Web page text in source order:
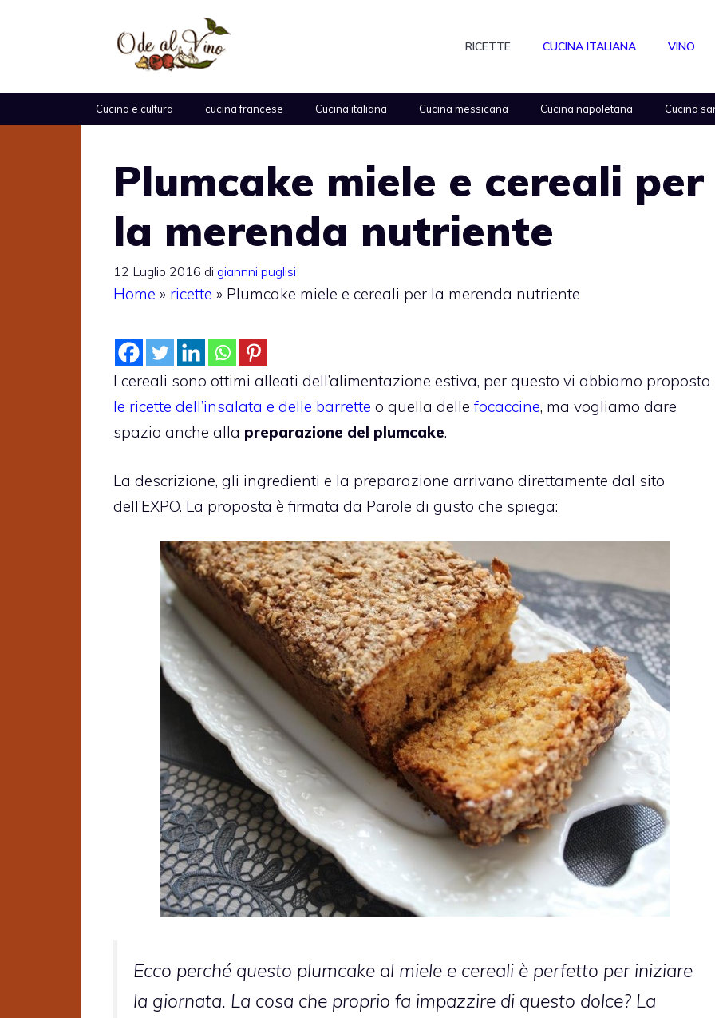
RICETTE CUCINA ITALIANA VINO
Cucina e cultura cucina francese Cucina italiana Cucina messicana Cucina napoletana Cucina
Plumcake miele e cereali per
la merenda nutriente
12 Luglio 2016 di giannni puglisi
Home » ricette » Plumcake miele e cereali per la merenda nutriente
I cereali sono ottimi alleati dell’alimentazione estiva, per questo vi abbiamo proposto
le ricette dell’insalata e delle barrette o quella delle focaccine, ma vogliamo dare
spazio anche alla preparazione del plumcake.
La descrizione, gli ingredienti e la preparazione arrivano direttamente dal sito
dell’EXPO. La proposta è firmata da Parole di gusto che spiega:
Ecco perché questo plumcake al miele e cereali è perfetto per iniziare
la giornata. La cosa che proprio fa impazzire di questo dolce? La